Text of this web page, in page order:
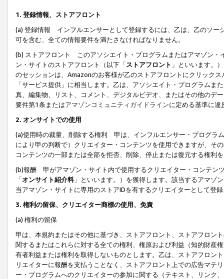
1. 登録情報、ストアフロント
(a) 登録情報 インフルエンサーとして登録するには、乙は、乙のソー
可を含む、全ての情報要件を満たさなければなりません。
(b) ストアフロント このアソシエイト・プログラムまたはアマゾン・
ン・サイトのストアフロント（以下「ストアフロント 」といいます。
のセッションは、Amazonのお客様が乙のストアフロントにクリック
「サービス提供」に相当します。乙は、アソシエイト・プログラム
真、編集物、リスト、コメント、デジタルビデオ、またはその他のデ
要件第1条またはアマゾンコミュニティガイドラインに定める基準に違
2. オンサイトでの使用
(a)使用時の裁量、削除する権利 甲は、インフルエンサー・プログラ
により甲の判断で）クリエイター・コンテンツを使用できますが、そ
コンテンツの一部または全部を拒否、削除、停止または復元する権利
(b)報酬 甲がアマゾン・サイト内で使用するクリエイター・コンテン
「オンサイト紹介料」といいます。）を獲得します。該当するアマゾ
当アマゾン・サイトに専用のストアIDを有するクリエイターとして登
3. 権利の留保、クリエイター商標の使用、免責
(a) 権利の留保
甲は、本規約またはその他に基づき、ストアフロント、ストアフロン
関するまたはこれらに対する全ての権利、権原および利益（知的財産
有者利益または権利を取得しないものとします。乙は、ストアフロン
リエイターに報酬を支払うことなく、ストアフロント上での広告マテ
ー・プログラムへのクリエイターの参加に関する（テキスト、リンク